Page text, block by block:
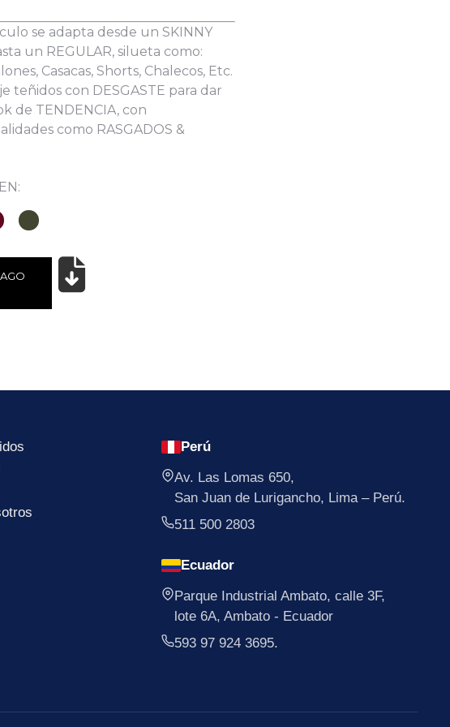
se adapta desde un SKINNY
un REGULAR, silueta como:
Casacas, Shorts, Chalecos, Etc.
teñidos con DESGASTE para dar
de TENDENCIA, con
como RASGADOS &
Perú
Av. Las Lomas 650,
San Juan de Lurigancho, Lima – Perú.
511 500 2803
Ecuador
Parque Industrial Ambato, calle 3F,
lote 6A, Ambato - Ecuador
593 97 924 3695.